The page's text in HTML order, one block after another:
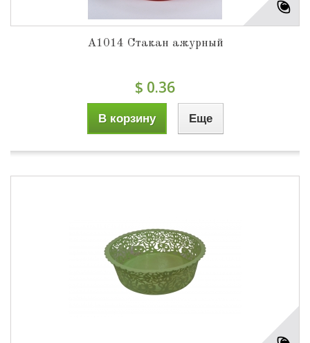
А1014 Стакан ажурный
$ 0.36
В корзину Еще